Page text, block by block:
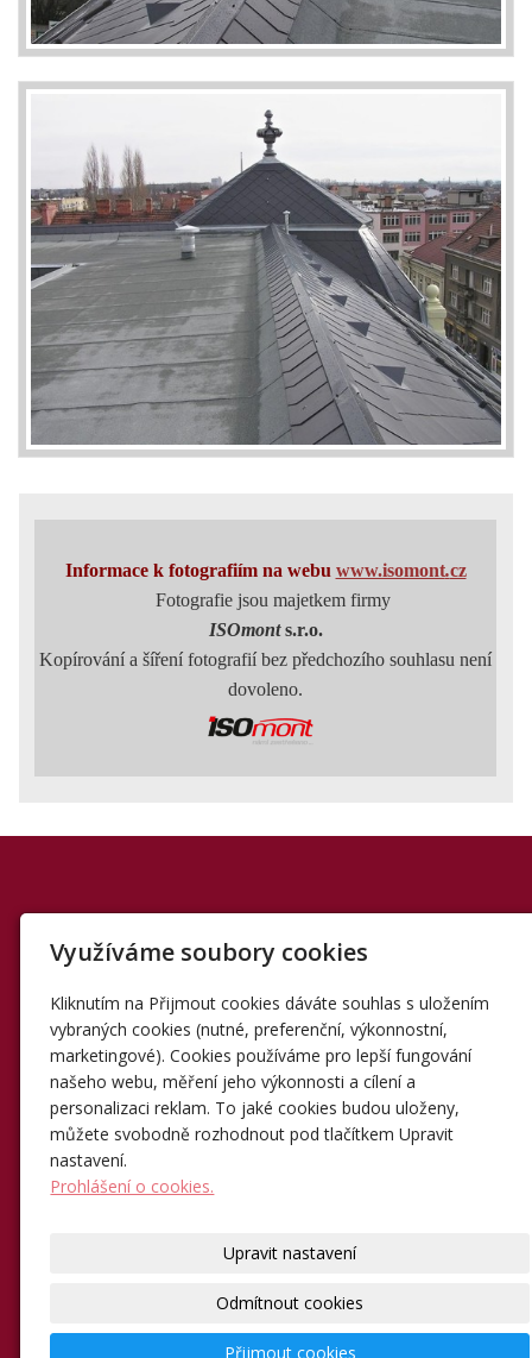
Informace k fotografiím na webu www.isomont.cz
Fotografie jsou majetkem firmy
ISOmonts.r.o.
Kopírování a šíření fotografií bez předchozího souhlasu není
dovoleno.
REALIZACE
ÚVOD
REFERENCE
GDPR
FACEBOOK
Hydroizolace a zateplení střech
© 2000-2026ISOmont|WebDesign Anamedo®
Využíváme soubory cookies
Kliknutím na Přijmout cookies dáváte souhlas s uložením
vybraných cookies (nutné, preferenční, výkonnostní,
marketingové). Cookies používáme pro lepší fungování
našeho webu, měření jeho výkonnosti a cílení a
personalizaci reklam. To jaké cookies budou uloženy,
můžete svobodně rozhodnout pod tlačítkem Upravit
nastavení.
Prohlášení o cookies.
Upravit nastavení
Odmítnout cookies
Přijmout cookies